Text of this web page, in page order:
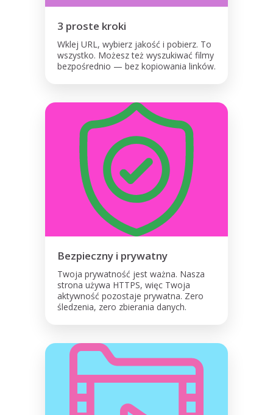
3 proste kroki
Wklej URL, wybierz jakość i pobierz. To
wszystko. Możesz też wyszukiwać filmy
bezpośrednio — bez kopiowania linków.
Bezpieczny i prywatny
Twoja prywatność jest ważna. Nasza
strona używa HTTPS, więc Twoja
aktywność pozostaje prywatna. Zero
śledzenia, zero zbierania danych.